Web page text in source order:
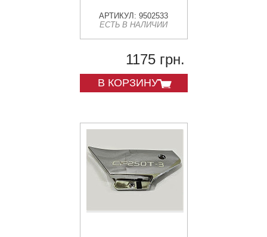
АРТИКУЛ: 9502533
ЕСТЬ В НАЛИЧИИ
1175 грн.
В КОРЗИНУ